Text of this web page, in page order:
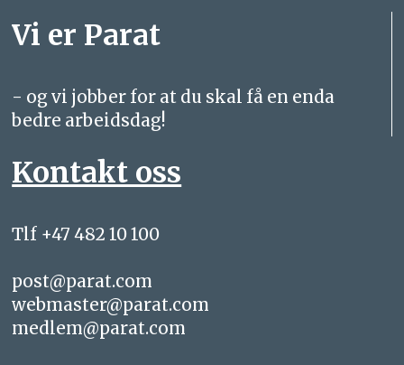
Vi er Parat
- og vi jobber for at du skal få en enda
bedre arbeidsdag!
Kontakt oss
Tlf +47 482 10 100
post@parat.com
webmaster@parat.com
medlem@parat.com